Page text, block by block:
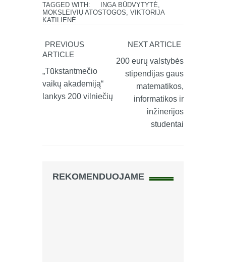
TAGGED WITH: INGA BŪDVYTYTĖ
MOKSLEIVIŲ ATOSTOGOS VIKTORIJA
KATILIENĖ
PREVIOUS
ARTICLE
„Tūkstantmečio
vaikų akademiją“
lankys 200 vilniečių
NEXT ARTICLE
200 eurų valstybės
stipendijas gaus
matematikos,
informatikos ir
inžinerijos
studentai
REKOMENDUOJAME